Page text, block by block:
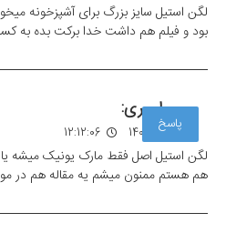
لگن استیل سایز بزرگ برای آشپزخونه
بود و فیلم هم داشت خدا برکت بده به
امیری:
28 مهر 1403 12:12:06 پاسخ
لگن استیل اصل فقط مارک یونیک میشه
هم هستم ممنون میشم یه مقاله هم در